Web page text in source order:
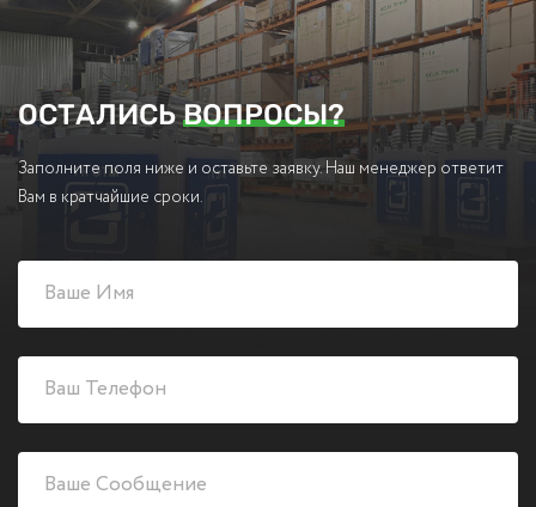
ОСТАЛИСЬВОПРОСЫ?
Заполните поля ниже и оставьте заявку. Наш менеджер ответит
Вам в кратчайшие сроки.